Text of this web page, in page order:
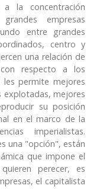
la concentración
empresas
entre grandes
centro y
una relación de
respecto a los
permite mejores
explotadas, mejores
su posición
en el marco de la
imperialistas.
una "opción", están
que impone el
perecer, es
el capitalista